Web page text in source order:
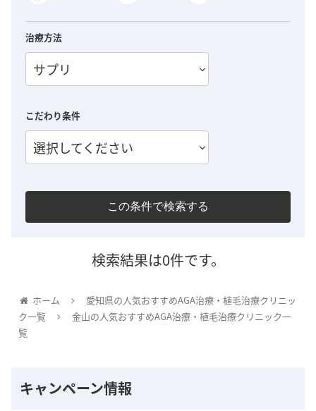
治療方法
サプリ
こだわり条件
選択してください
この条件で検索する
検索結果は0件です。
ホーム
愛知県の人気おすすめAGA治療・植毛治療クリニッ
ク一覧
金山の人気おすすめAGA治療・植毛治療クリニック一
覧
キャンペーン情報